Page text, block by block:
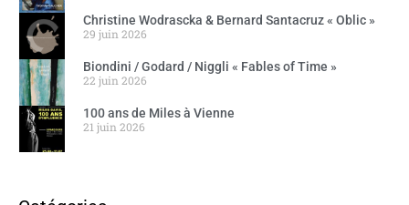
Christine Wodrascka & Bernard Santacruz « Oblic »
29 juin 2026
Biondini / Godard / Niggli « Fables of Time »
22 juin 2026
100 ans de Miles à Vienne
21 juin 2026